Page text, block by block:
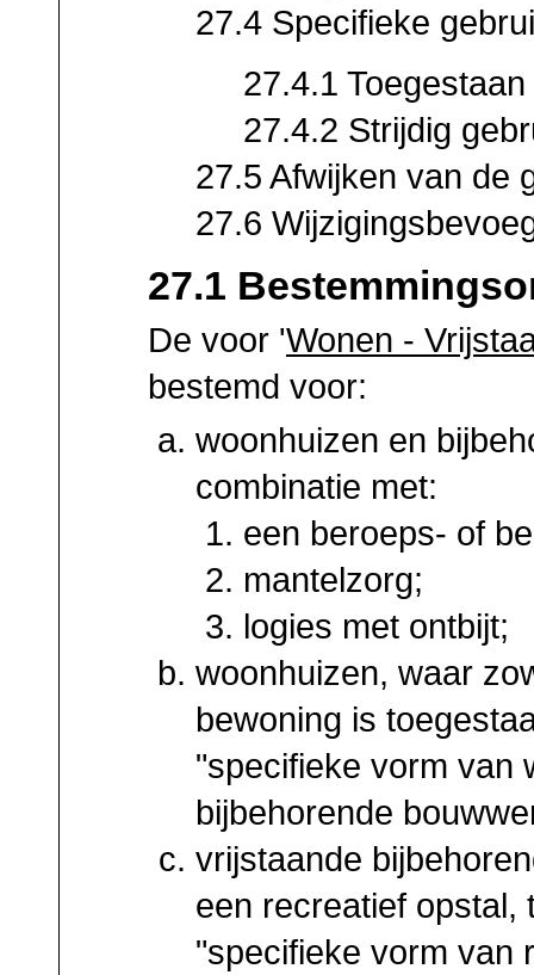
27.4 Specifieke
27.4.1
27.4.2 Strijdig
27.5 Afwijken van de
27.6
27.1
De voor 'Wonen -
bestemd voor:
woonhuizen en
combinatie met:
een beroeps- of
mantelzorg;
logies met ontbijt;
woonhuizen, waar
bewoning is
"specifieke vorm van
bijbehorende
vrijstaande
een recreatief opstal,
"specifieke vorm van